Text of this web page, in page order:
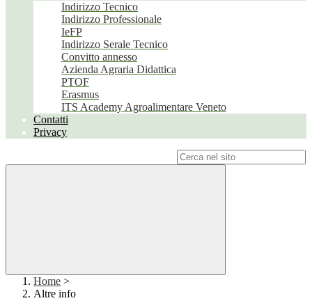
Indirizzo Tecnico
Indirizzo Professionale
IeFP
Indirizzo Serale Tecnico
Convitto annesso
Azienda Agraria Didattica
PTOF
Erasmus
ITS Academy Agroalimentare Veneto
Contatti
Privacy
Home >
Altre info